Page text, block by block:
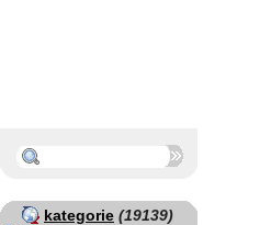
kategorie (19139)